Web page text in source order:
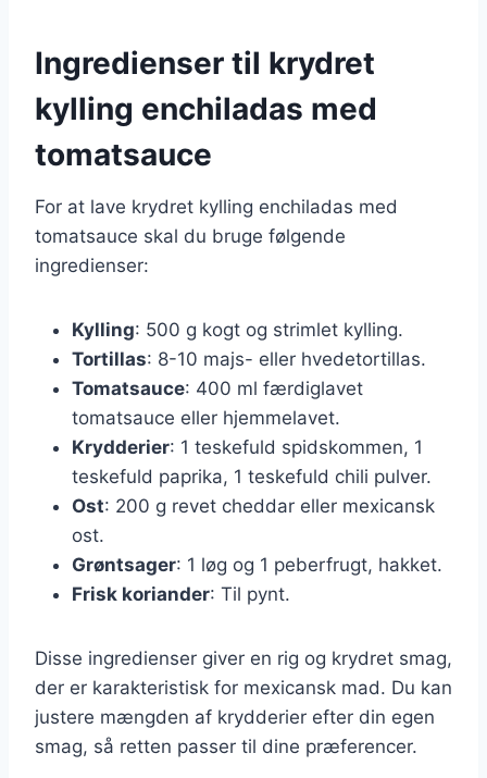
Ingredienser til krydret
kylling enchiladas med
tomatsauce
For at lave krydret kylling enchiladas med
tomatsauce skal du bruge følgende
ingredienser:
Kylling: 500 g kogt og strimlet kylling.
Tortillas: 8-10 majs- eller hvedetortillas.
Tomatsauce: 400 ml færdiglavet
tomatsauce eller hjemmelavet.
Krydderier: 1 teskefuld spidskommen, 1
teskefuld paprika, 1 teskefuld chili pulver.
Ost: 200 g revet cheddar eller mexicansk
ost.
Grøntsager: 1 løg og 1 peberfrugt, hakket.
Frisk koriander: Til pynt.
Disse ingredienser giver en rig og krydret smag,
der er karakteristisk for mexicansk mad. Du kan
justere mængden af krydderier efter din egen
smag, så retten passer til dine præferencer.